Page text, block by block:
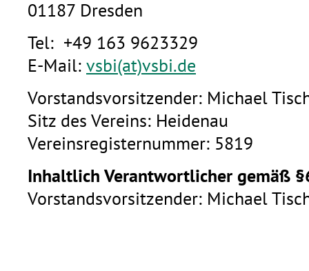
01187 Dresden
Tel: +49 163 9623329
E-Mail: vsbi(at)vsbi.de
Vorstandsvorsitzender: Michael
Sitz des Vereins: Heidenau
Vereinsregisternummer: 5819
Inhaltlich Verantwortlicher gemäß
Vorstandsvorsitzender: Michael